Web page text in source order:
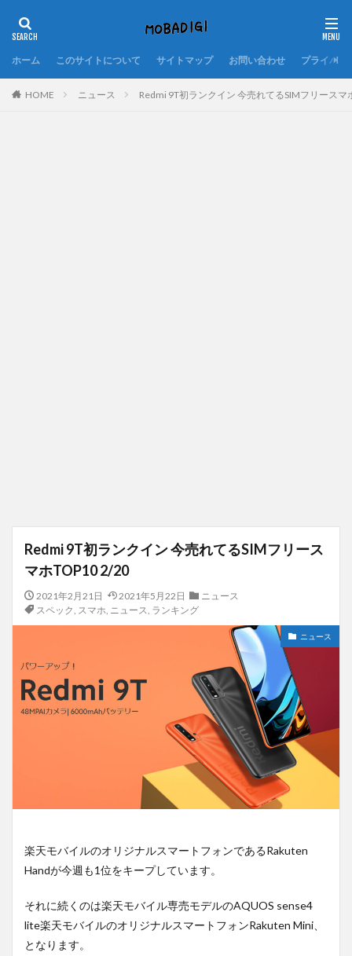
ホーム このサイトについて サイトマップ お問い合わせ プライバシ
HOME ニュース Redmi 9T初ランクイン 今売れてるSIMフリースマ
Redmi 9T初ランクイン 今売れてるSIMフリース
マホTOP10 2/20
2021年2月21日 2021年5月22日
ニュース
スペック, スマホ, ニュース, ランキング
ニュース
楽天モバイルのオリジナルスマートフォンであるRakuten
Handが今週も1位をキープしています。
それに続くのは楽天モバイル専売モデルのAQUOS sense4
lite楽天モバイルのオリジナルスマートフォンRakuten Mini、
となります。